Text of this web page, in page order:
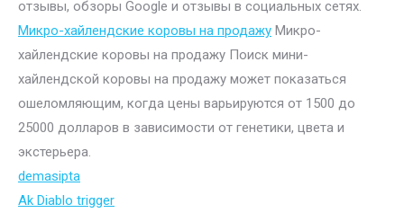
отзывы, обзоры Google и отзывы в социальных сетях.
Микро-хайлендские коровы на продажу Микро-
хайлендские коровы на продажу Поиск мини-
хайлендской коровы на продажу может показаться
ошеломляющим, когда цены варьируются от 1500 до
25000 долларов в зависимости от генетики, цвета и
экстерьера.
demasipta
Ak Diablo trigger